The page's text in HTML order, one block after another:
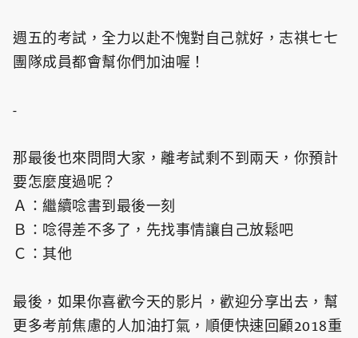
週五的考試，全力以赴不愧對自己就好，志祺七七
團隊成員都會幫你們加油喔！
-
那最後也來問問大家，離考試剩不到兩天，你預計
要怎麼度過呢？
Ａ：繼續唸書到最後一刻
Ｂ：唸得差不多了，先找事情讓自己放鬆吧
Ｃ：其他
最後，如果你喜歡今天的影片，歡迎分享出去，幫
更多考前焦慮的人加油打氣，順便快速回顧2018重